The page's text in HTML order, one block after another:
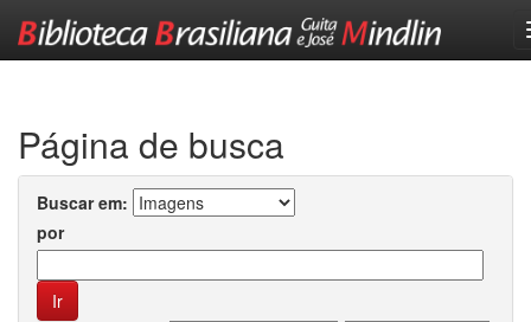
Página de busca
Buscar em:
por